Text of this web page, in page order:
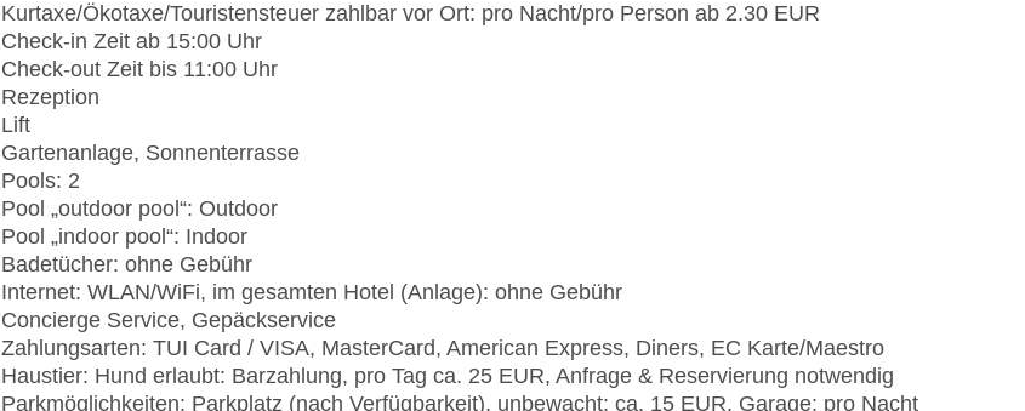
Kurtaxe/Ökotaxe/Touristensteuer zahlbar vor Ort: pro Nacht/pro Person ab 2.30 EUR
Check-in Zeit ab 15:00 Uhr
Check-out Zeit bis 11:00 Uhr
Rezeption
Lift
Gartenanlage, Sonnenterrasse
Pools: 2
Pool „outdoor pool“: Outdoor
Pool „indoor pool“: Indoor
Badetücher: ohne Gebühr
Internet: WLAN/WiFi, im gesamten Hotel (Anlage): ohne Gebühr
Concierge Service, Gepäckservice
Zahlungsarten: TUI Card / VISA, MasterCard, American Express, Diners, EC Karte/Maestro
Haustier: Hund erlaubt: Barzahlung, pro Tag ca. 25 EUR, Anfrage & Reservierung notwendig
Parkmöglichkeiten: Parkplatz (nach Verfügbarkeit), unbewacht: ca. 15 EUR, Garage: pro Nacht